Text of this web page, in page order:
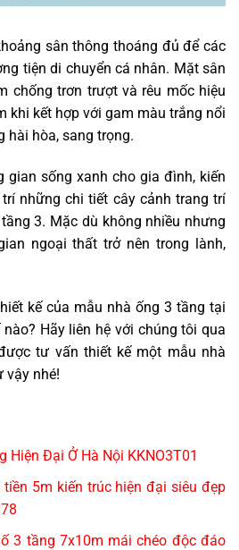
sân thông thoáng đủ để các
tiện di chuyển cá nhân. Mặt sân
chống trơn trượt và rêu mốc hiệu
khi kết hợp với gam màu trắng nổi
hài hòa, sang trọng.
gian sống xanh cho gia đình, kiến
những chi tiết cây cảnh trang trí
3. Mặc dù không nhiều nhưng
ngoại thất trở nên trong lành,
kế của mẫu nhà ống 3 tầng tại
Hãy liên hệ với chúng tôi qua
tư vấn thiết kế một mẫu nhà
vậy nhé!
Hiện Đại Ở Hà Nội KKNO3T01
5m kiến trúc hiện đại siêu đẹp
3 tầng 7x10m mái chéo độc đáo